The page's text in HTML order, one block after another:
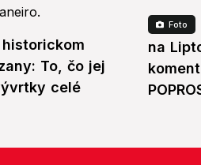
historickom
To, čo jej
celé
Foto
na